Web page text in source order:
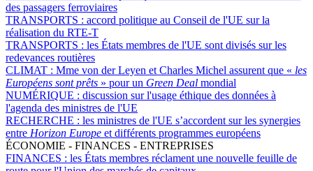
des passagers ferroviaires
TRANSPORTS : accord politique au Conseil de l'UE sur la
réalisation du RTE-T
TRANSPORTS : les États membres de l'UE sont divisés sur les
redevances routières
CLIMAT : Mme von der Leyen et Charles Michel assurent que « les
Européens sont prêts » pour un Green Deal mondial
NUMÉRIQUE : discussion sur l'usage éthique des données à
l'agenda des ministres de l'UE
RECHERCHE : les ministres de l'UE s’accordent sur les synergies
entre Horizon Europe et différents programmes européens
ÉCONOMIE - FINANCES - ENTREPRISES
FINANCES : les États membres réclament une nouvelle feuille de